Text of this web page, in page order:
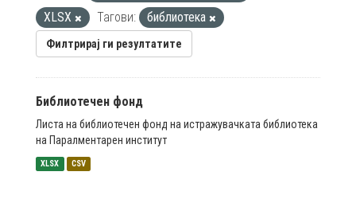
XLSX
Тагови: библиотека
Филтрирај ги резултатите
Библиотечен фонд
Листа на библиотечен фонд на истражувачката библиотека
на Паралментарен институт
XLSX CSV